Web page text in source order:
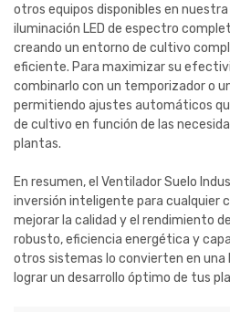
otros equipos disponibles en
iluminación LED de espectro
creando un entorno de cultivo
eficiente. Para maximizar su
combinarlo con un temporizador o
permitiendo ajustes automáticos
de cultivo en función de las
plantas.
En resumen, el Ventilador Suelo
inversión inteligente para cualquier
mejorar la calidad y el rendimiento
robusto, eficiencia energética y
otros sistemas lo convierten en una
lograr un desarrollo óptimo de tus